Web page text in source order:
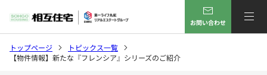
お問い合わせ
トップページ
トピックス一覧
【物件情報】新たな『フレンシア』シリーズのご紹介